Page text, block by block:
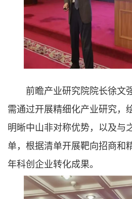
前瞻产业研究院院长徐文
需通过开展精细化产业研究，
明晰中山非对称优势，以及与
单，根据清单开展靶向招商和
年科创企业转化成果。